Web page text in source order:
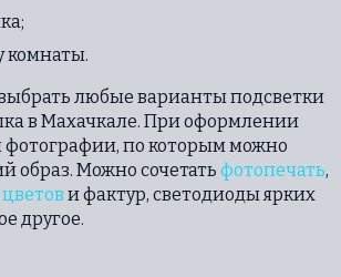
комнаты.
любые варианты подсветки
в Махачкале. При оформлении
фотографии, по которым можно
образ. Можно сочетать фотопечать,
и фактур, светодиоды ярких
другое.